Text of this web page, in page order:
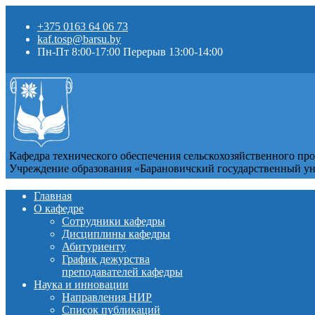
+375 0163 64 06 73
kaf.tosp@barsu.by
Пн-Пт 8:00-17:00 Перерыв 13:00-14:00
Кафедра технического обеспечения сельскохозяйственного
Учреждение образования «Барановичский государственный
Главная
О кафедре
Сотрудники кафедры
Дисциплины кафедры
Абитуриенту
График дежурства
преподавателей кафедры
Наука и инновации
Направления НИР
Список публикаций